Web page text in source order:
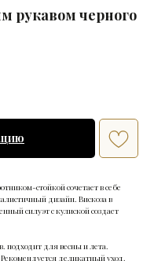
рукавом черного
стойкой сочетает в себе
дизайн. Вискоза в
силуэт с кулиской создает
подходит для весны и лета.
деликатный уход.